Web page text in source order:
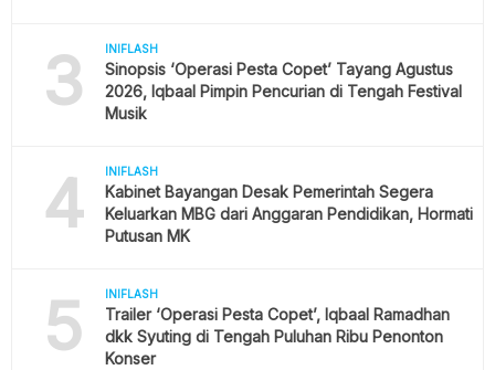
3 INIFLASH
Sinopsis ‘Operasi Pesta Copet’ Tayang Agustus
2026, Iqbaal Pimpin Pencurian di Tengah Festival
Musik
4 INIFLASH
Kabinet Bayangan Desak Pemerintah Segera
Keluarkan MBG dari Anggaran Pendidikan, Hormati
Putusan MK
5 INIFLASH
Trailer ‘Operasi Pesta Copet’, Iqbaal Ramadhan
dkk Syuting di Tengah Puluhan Ribu Penonton
Konser